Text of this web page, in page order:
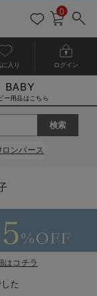
戻る
送料無料アイテム全て
ワンピース
スカート
パジャマ
インナー
戻る
ブラキャミ おまとめ
MAX55%OFF ブラックフ
戻る
【37周年祭セール】
【37周年祭セール】
戻る
気温差別オススメア
【15℃】3月下旬～
戻る
動きやすく着回しで
戻る
強撚スムース(コスパ
戻る
マタニティウェア
【おまとめ割】パジ
戻る
こだわりの履き心地
カジュアル
オフィス
戻る
ジャケット派
きれいめ美脚パンツ派
ツィード派
王道シンプル派
戻る
出産準備応援割全て
マタニティパジャマ
戻る
【オフィスカジュア
戻る
レギンスタイプ
戻る
【フォーマル】ワン
戻る
【ベビー】長袖
戻る
ハンカチ
短肌着
セット
戻る
快適ウェア10%OFF
快適ウェア10%OFF
戻る
春のマタニティワン
セットアップ・ レイ
ジャンパースカート/
ワーク・オフィス
カジュアル
戻る
Gift Selection 出産
〜3,000円（税込）
10,001円（税込）〜
女の子におススメの
男の子におススメの
戻る
冬の冷え対策インナ
薄くてあったか
保温&リカバリー
レギンス・タイツ
カップ付きインナー
戻る
入院準備の持ち物チ
入院してすぐ使うグ
戻る
冬のあったか特集全て
【冬のあったか特集
【冬のあったか特集
0
入り ログイン
BABY
ー用品はこちら
ンパース
はコチラ
た